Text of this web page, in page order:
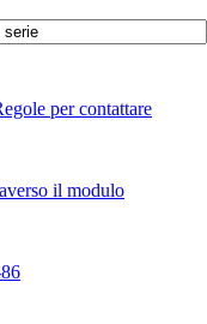
per contattare
il modulo